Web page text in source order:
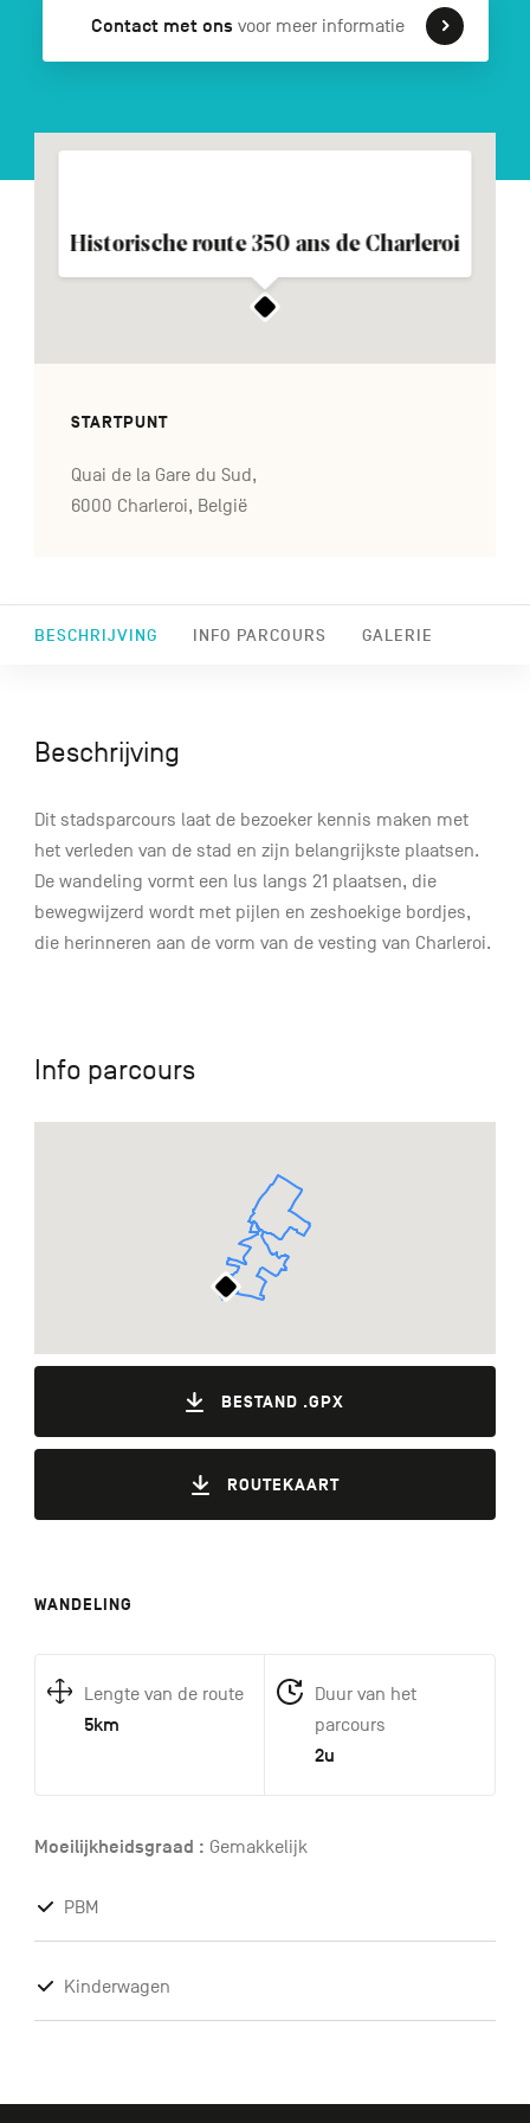
secondaire
Contact met ons voor meer informatie
BESCHRIJVING INFO PARCOURS GALERIE
Historische route 350 ans de Charleroi
STARTPUNT
Quai de la Gare du Sud,
6000 Charleroi, België
Beschrijving
Dit stadsparcours laat de bezoeker kennis maken met
het verleden van de stad en zijn belangrijkste plaatsen.
De wandeling vormt een lus langs 21 plaatsen, die
bewegwijzerd wordt met pijlen en zeshoekige bordjes,
die herinneren aan de vorm van de vesting van Charleroi.
Info parcours
BESTAND .GPX
ROUTEKAART
WANDELING
Lengte van de route
5km
Duur van het
parcours
2u
Moeilijkheidsgraad : Gemakkelijk
PBM
Kinderwagen